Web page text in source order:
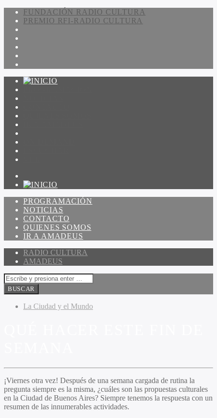
FUNDACIÓN RADIO CULTURA
PREMIO RFI-RADIO CULTURA
PROGRAMACIÓN
NOTICIAS
CONTACTO
QUIENES SOMOS
IR A AMADEUS
RADIO CULTURA
AMADEUS
La Ciudad y el Mundo
¡Viernes otra vez! Después de una semana cargada de rutina la
pregunta siempre es la misma, ¿cuáles son las propuestas culturales
en la Ciudad de Buenos Aires? Siempre tenemos la respuesta con un
resumen de las innumerables actividades.